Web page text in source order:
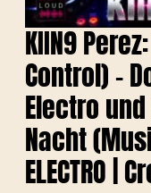
KIIN9
Control) –
Electro
Nacht
ELECTRO |